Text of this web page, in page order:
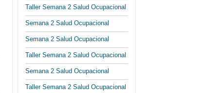
Taller Semana 2 Salud Ocupacional
Semana 2 Salud Ocupacional
Semana 2 Salud Ocupacional
Taller Semana 2 Salud Ocupacional
Semana 2 Salud Ocupacional
Taller Semana 2 Salud Ocupacional